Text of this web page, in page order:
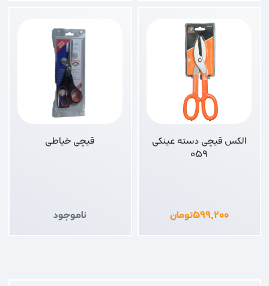
الکس قیچی دسته عینکی
059
۵۹۹,۲۰۰تومان
قیچی خیاطی
ناموجود